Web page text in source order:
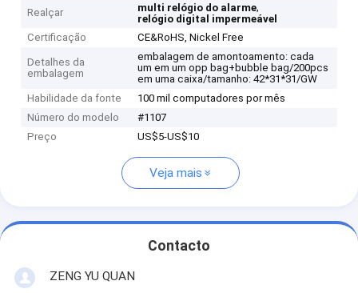
Realçar multi relógio do alarme,
relógio digital impermeável
Certificação
CE&RoHS, Nickel Free
Detalhes da
embalagem
embalagem de amontoamento: cada
um em um opp bag+bubble bag/200pcs
em uma caixa/tamanho: 42*31*31/GW
Habilidade da fonte
100 mil computadores por mês
Número do modelo
#1107
Preço
US$5-US$10
Veja mais
Contacto
ZENG YU QUAN